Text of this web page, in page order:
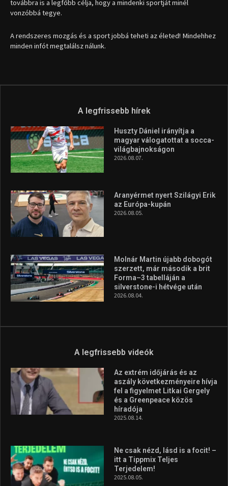
továbbra is a legfőbb célja, hogy a mindenki sportját minél
vonzóbbá tegye.
A rendszeres mozgás és a sport jobbá teheti az életed! Mindehhez
minden infót megtalálsz nálunk.
A legfrissebb hírek
Huszty Dániel irányítja a
magyar válogatottat a socca-
világbajnokságon
2026.08.07.
Aranyérmet nyert Szilágyi Erik
az Európa-kupán
2026.08.05.
Molnár Martin újabb dobogót
szerzett, már második a brit
Forma–3 tabelláján a
silverstone-i hétvége után
2026.08.04.
A legfrissebb videók
Az extrém időjárás és az
aszály következményeire hívja
fel a figyelmet Litkai Gergely
és a Greenpeace közös
híradója
2025.08.14.
Ne csak nézd, lásd is a focit! –
itt a Tippmix Teljes
Terjedelem!
2025.08.05.